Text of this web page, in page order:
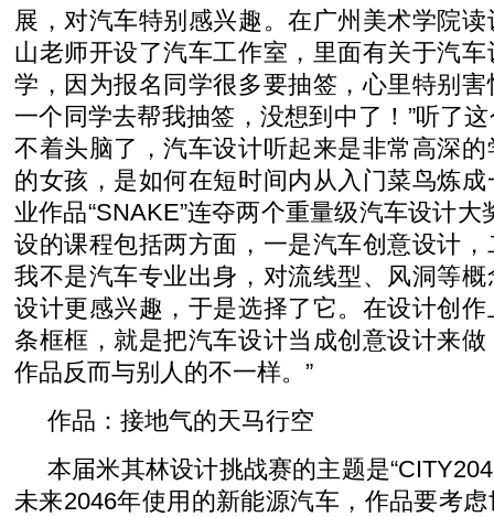
展，对汽车特别感兴趣。在广州美术学院
山老师开设了汽车工作室，里面有关于汽
学，因为报名同学很多要抽签，心里特别
一个同学去帮我抽签，没想到中了！”听了
不着头脑了，汽车设计听起来是非常高深
的女孩，是如何在短时间内从入门菜鸟炼
业作品“SNAKE”连夺两个重量级汽车设计大
设的课程包括两方面，一是汽车创意设计
我不是汽车专业出身，对流线型、风洞等
设计更感兴趣，于是选择了它。在设计创
条框框，就是把汽车设计当成创意设计来
作品反而与别人的不一样。”
作品：接地气的天马行空
本届米其林设计挑战赛的主题是
未来2046年使用的新能源汽车，作品要考